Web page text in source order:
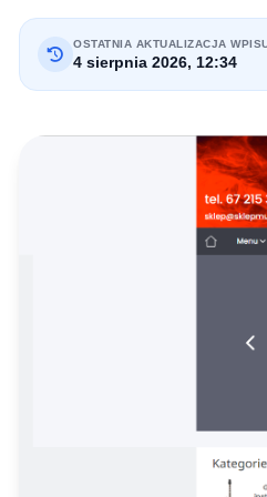
OSTATNIA AKTUALIZACJA
4 sierpnia 2026, 12:34